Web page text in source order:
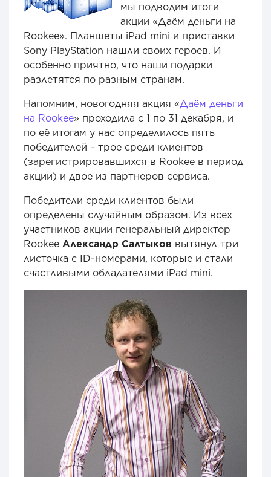
мы подводим итоги
акции «Даём деньги на
Rookee». Планшеты iPad mini и приставки
Sony PlayStation нашли своих героев. И
особенно приятно, что наши подарки
разлетятся по разным странам.
Напомним, новогодняя акция «Даём деньги
на Rookee» проходила с 1 по 31 декабря, и
по её итогам у нас определилось пять
победителей – трое среди клиентов
(зарегистрировавшихся в Rookee в период
акции) и двое из партнеров сервиса.
Победители среди клиентов были
определены случайным образом. Из всех
участников акции генеральный директор
Rookee Александр Салтыков вытянул три
листочка с ID-номерами, которые и стали
счастливыми обладателями iPad mini.